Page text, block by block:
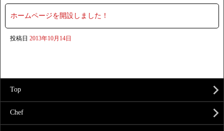
ホームページを開設しました！
投稿日 2013年10月14日
Top
Chef